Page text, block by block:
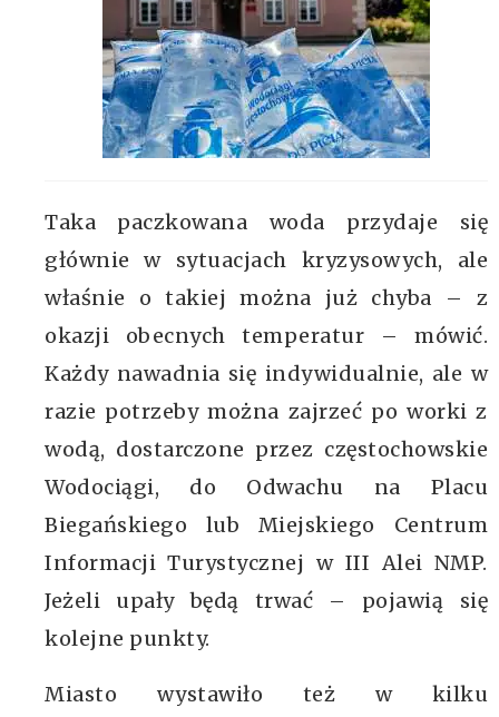
Taka paczkowana woda przydaje się
głównie w sytuacjach kryzysowych, ale
właśnie o takiej można już chyba – z
okazji obecnych temperatur – mówić.
Każdy nawadnia się indywidualnie, ale w
razie potrzeby można zajrzeć po worki z
wodą, dostarczone przez częstochowskie
Wodociągi, do Odwachu na Placu
Biegańskiego lub Miejskiego Centrum
Informacji Turystycznej w III Alei NMP.
Jeżeli upały będą trwać – pojawią się
kolejne punkty.
Miasto wystawiło też w kilku